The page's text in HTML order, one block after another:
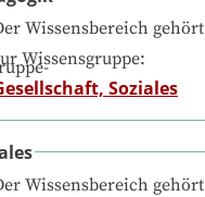
Wissensbereich gehört
Wissensgruppe:
Soziales
Wissensbereich gehört